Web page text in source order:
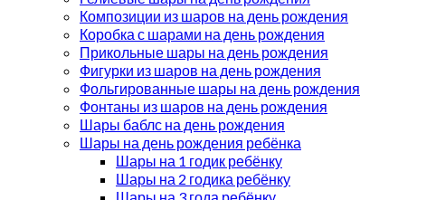
Композиции из шаров на день рождения
Коробка с шарами на день рождения
Прикольные шары на день рождения
Фигурки из шаров на день рождения
Фольгированные шары на день рождения
Фонтаны из шаров на день рождения
Шары баблс на день рождения
Шары на день рождения ребёнка
Шары на 1 годик ребёнку
Шары на 2 годика ребёнку